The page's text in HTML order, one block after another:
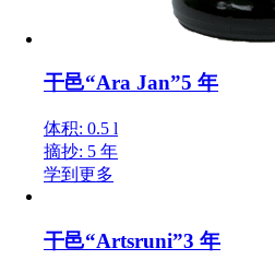
干邑“Ara Jan”5 年
体积: 0.5 l
摘抄: 5 年
学到更多
干邑“Artsruni”3 年